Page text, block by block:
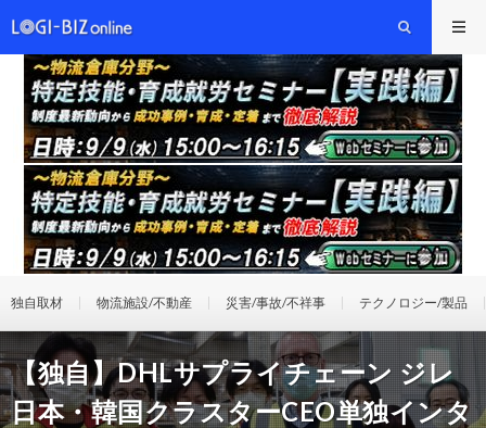
独自取材 物流施設/不動産 災害/事故/不祥事 テクノロジー/製品
【独自】DHLサプライチェーン ジレ
日本・韓国クラスターCEO単独インタ